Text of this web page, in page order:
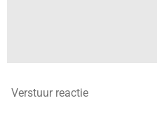
Verstuur reactie